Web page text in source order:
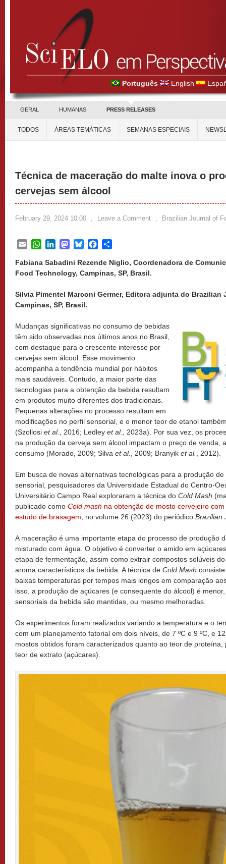
Português English
GERAL HUMANAS PRESS RELEASES
TODOS ÁREAS TEMÁTICAS SEMANAS ESPECIAIS
Técnica de maceração do malte inova o
cervejas sem álcool
February 29, 2024 10:00 , Leave a Comment , Brazilian Journal of
EmailWhatsApp
LinkedInMastodon
BlueskyFacebook
Fabiana Sabadini Rezende Niglio, Coordenadora de
Food Technology, Campinas, SP, Brasil.
Silvia Pimentel Marconi Germer, Editora adjunta do
Campinas, SP, Brasil.
Mudanças significativas no consumo de bebidas
têm sido observadas nos últimos anos no Brasil,
com destaque para o crescente interesse por
cervejas sem álcool. Esse movimento
acompanha a tendência mundial por hábitos
mais saudáveis. Contudo, a maior parte das
tecnologias para a obtenção da bebida resultam
em produtos muito diferentes dos tradicionais.
Pequenas alterações no processo resultam em
modificações no perfil sensorial, e o menor teor de etanol
(Szollosi et al. , 2016; Ledley et al.
, 2023a). Por sua vez, os
na produção da cerveja sem álcool impactam o preço de venda,
consumo (Morado, 2009; Silva et al. , 2009; Branyik et al. , 2012).
Em busca de novas alternativas tecnológicas para a produção
sensorial, pesquisadores da Universidade Estadual do Centro-
Universitário Campo Real exploraram a técnica do Cold Mash
publicado como Cold mash na obtenção de mosto cervejeiro
estudo de brasagem , no volume 26 (2023) do periódico Brazilian
A maceração é uma importante etapa do processo de produção
misturado com água. O objetivo é converter o amido em
etapa de fermentação, assim como extrair compostos solúveis
aroma característicos da bebida. A técnica de Cold Mash
baixas temperaturas por tempos mais longos em comparação
isso, a produção de açúcares (e consequente do álcool) é
sensoriais da bebida são mantidas, ou mesmo melhoradas.
Os experimentos foram realizados variando a temperatura e o
com um planejamento fatorial em dois níveis, de 7 ºC e 9 ºC, e
mostos obtidos foram caracterizados quanto ao teor de
teor de extrato (açúcares).